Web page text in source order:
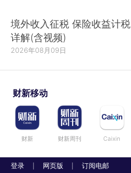
境外收入征税 保险收益计税
详解(含视频)
2026年08月09日
财新移动
财新 财新周刊 Caixin
登录 网页版 订阅电邮